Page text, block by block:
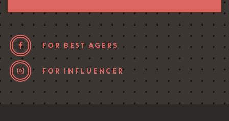
FOR BEST AGERS
FOR INFLUENCER